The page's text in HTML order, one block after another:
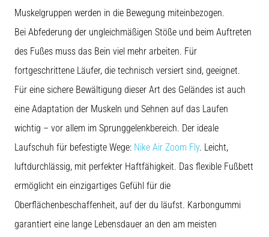
Muskelgruppen werden in die Bewegung miteinbezogen.
Bei Abfederung der ungleichmäßigen Stöße und beim Auftreten
des Fußes muss das Bein viel mehr arbeiten. Für
fortgeschrittene Läufer, die technisch versiert sind, geeignet.
Für eine sichere Bewältigung dieser Art des Geländes ist auch
eine Adaptation der Muskeln und Sehnen auf das Laufen
wichtig – vor allem im Sprunggelenkbereich. Der ideale
Laufschuh für befestigte Wege: Nike Air Zoom Fly. Leicht,
luftdurchlässig, mit perfekter Haftfähigkeit. Das flexible Fußbett
ermöglicht ein einzigartiges Gefühl für die
Oberflächenbeschaffenheit, auf der du läufst. Karbongummi
garantiert eine lange Lebensdauer an den am meisten